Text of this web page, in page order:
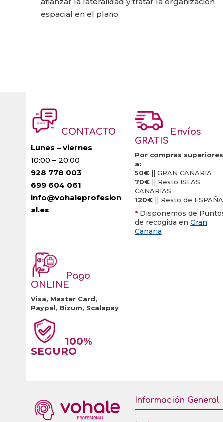
espacial en el plano.
CONTACTO
Lunes – viernes
10:00 – 20:00
928 778 003
699 604 061
info@vohaleprofesion
al.es
Envíos
GRATIS
Por compras superiores
a:
50€|| GRAN CANARIA
70€|| Resto ISLAS
CANARIAS
120€|| Resto de ESPAÑA
* Disponemos de
de recogida en Gran
Canaria
Pago
ONLINE
Visa, Master Card,
Paypal, Bizum, Scalapay
100%
SEGURO
Información General